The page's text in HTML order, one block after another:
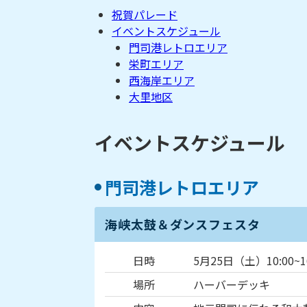
祝賀パレード
イベントスケジュール
門司港レトロエリア
栄町エリア
西海岸エリア
大里地区
イベントスケジュール
門司港レトロエリア
海峡太鼓＆ダンスフェスタ
日時
5月25日（土）
場所
ハーバーデッキ